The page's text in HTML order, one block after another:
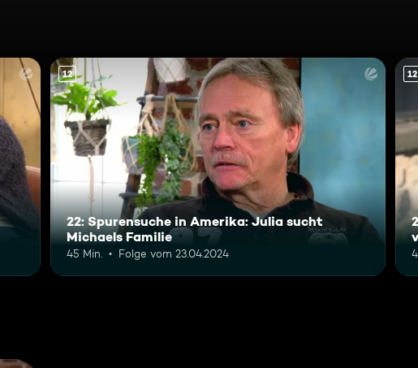
12
22: Spurensuche in Amerika: Julia sucht
Michaels Familie
45 Min. Folge vom 23.04.2024
12